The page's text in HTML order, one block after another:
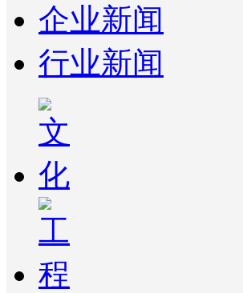
企业新闻
行业新闻